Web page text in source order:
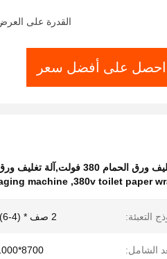
القدرة على العرض: 150 مجموعة في
احصل على أفضل سعر
380v toilet paper
,
machine
التعبئة: 2 صف * (4-6) صفوف * 2 طبقة
الشامل: 8700*1000*1300 مللي متر